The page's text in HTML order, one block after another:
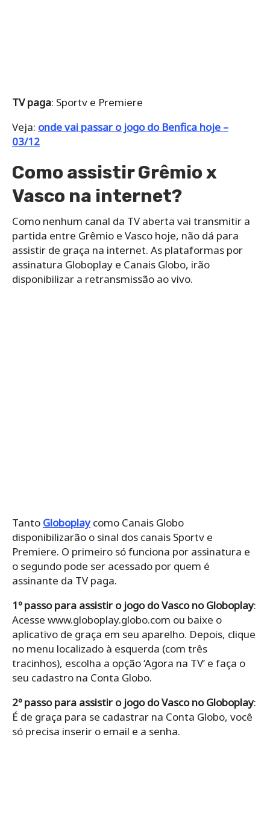
TV paga: Sportv e Premiere
Veja: onde vai passar o jogo do Benfica hoje –
03/12
Como assistir Grêmio x
Vasco na internet?
Como nenhum canal da TV aberta vai transmitir a
partida entre Grêmio e Vasco hoje, não dá para
assistir de graça na internet. As plataformas por
assinatura Globoplay e Canais Globo, irão
disponibilizar a retransmissão ao vivo.
Tanto Globoplaycomo Canais Globo
disponibilizarão o sinal dos canais Sportv e
Premiere. O primeiro só funciona por assinatura e
o segundo pode ser acessado por quem é
assinante da TV paga.
1º passo para assistir o jogo do Vasco no Globoplay:
Acesse www.globoplay.globo.com ou baixe o
aplicativo de graça em seu aparelho. Depois, clique
no menu localizado à esquerda (com três
tracinhos), escolha a opção ‘Agora na TV’ e faça o
seu cadastro na Conta Globo.
2º passo para assistir o jogo do Vasco no Globoplay:
É de graça para se cadastrar na Conta Globo, você
só precisa inserir o email e a senha.